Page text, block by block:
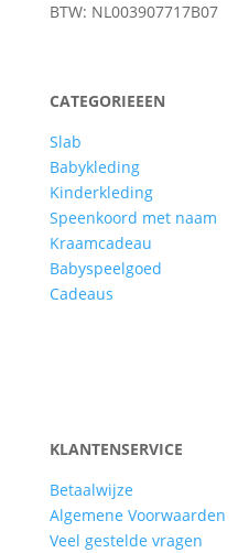
BTW: NL003907717B07
CATEGORIEEEN
Slab
Babykleding
Kinderkleding
Speenkoord met naam
Kraamcadeau
Babyspeelgoed
Cadeaus
KLANTENSERVICE
Betaalwijze
Algemene Voorwaarden
Veel gestelde vragen